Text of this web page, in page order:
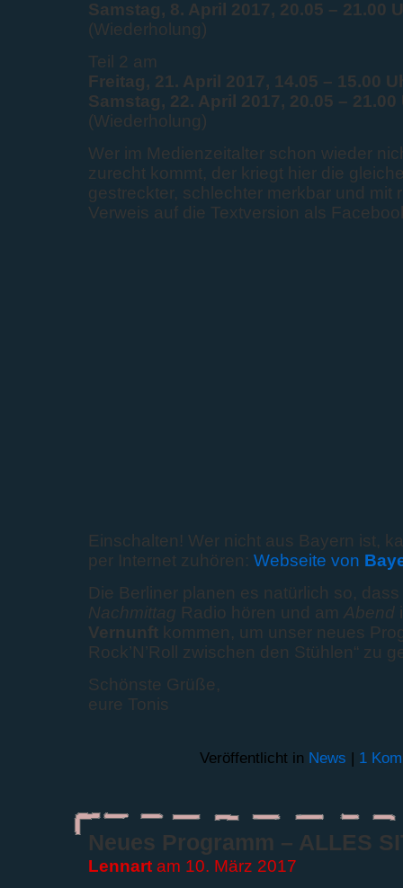
Samstag, 8. April 2017, 20.05 – 21.00
(Wiederholung)
Teil 2 am
Freitag, 21. April 2017, 14.05 – 15.00
Samstag, 22. April 2017, 20.05 – 21.00
(Wiederholung)
Wer im Medienzeitalter schon wieder
zurecht kommt, der kriegt hier die
gestreckter, schlechter merkbar und mit
Verweis auf die Textversion als
Einschalten! Wer nicht aus Bayern ist,
per Internet zuhören: Webseite von
Die Berliner planen es natürlich so,
Nachmittag Radio hören und am Abend
Vernunftkommen, um unser neues
Rock’N’Roll zwischen den Stühlen“ zu
Schönste Grüße,
eure Tonis
Veröffentlicht in News | 1
Neues Programm – ALLES
Lennartam 10. März 2017